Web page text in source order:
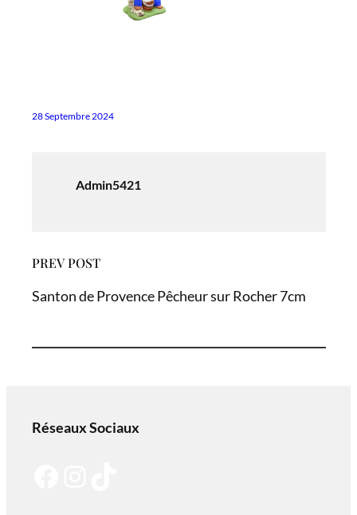
28 Septembre 2024
Admin5421
PREV POST
Santon de Provence Pêcheur sur Rocher 7cm
Réseaux Sociaux